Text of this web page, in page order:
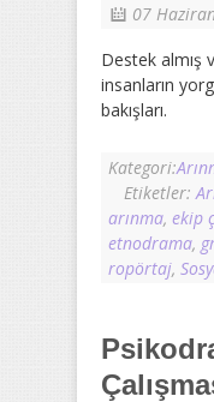
07
Destek almış
insanların
bakışları.
Kategori:
Etiketler:
arınma, ekip
etnodrama,
ropörtaj,